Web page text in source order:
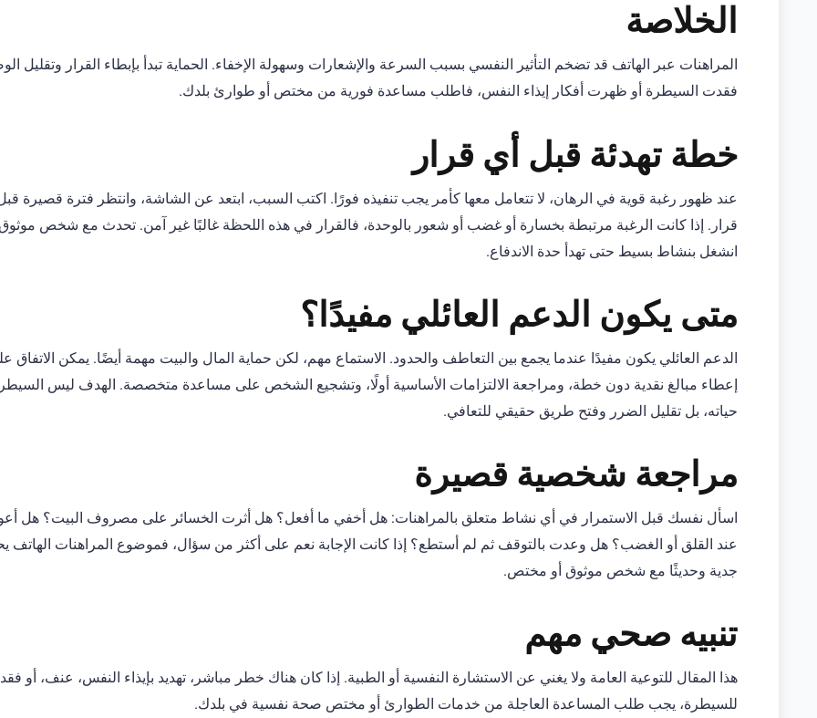
الخلاصة
المراهنات عبر الهاتف قد تضخم التأثير النفسي بسبب السرعة والإشعارات وسهولة الإخفاء. الحماية تبدأ بإبطاء القرار وتقليل
فقدت السيطرة أو ظهرت أفكار إيذاء النفس، فاطلب مساعدة فورية من مختص أو طوارئ بلدك.
خطة تهدئة قبل أي قرار
عند ظهور رغبة قوية في الرهان، لا تتعامل معها كأمر يجب تنفيذه فورًا. اكتب السبب، ابتعد عن الشاشة، وانتظر فترة قصيرة
قرار. إذا كانت الرغبة مرتبطة بخسارة أو غضب أو شعور بالوحدة، فالقرار في هذه اللحظة غالبًا غير آمن. تحدث مع شخص
انشغل بنشاط بسيط حتى تهدأ حدة الاندفاع.
متى يكون الدعم العائلي مفيدًا؟
الدعم العائلي يكون مفيدًا عندما يجمع بين التعاطف والحدود. الاستماع مهم، لكن حماية المال والبيت مهمة أيضًا. يمكن الاتفاق
إعطاء مبالغ نقدية دون خطة، ومراجعة الالتزامات الأساسية أولًا، وتشجيع الشخص على مساعدة متخصصة. الهدف ليس
حياته، بل تقليل الضرر وفتح طريق حقيقي للتعافي.
مراجعة شخصية قصيرة
اسأل نفسك قبل الاستمرار في أي نشاط متعلق بالمراهنات: هل أخفي ما أفعل؟ هل أثرت الخسائر على مصروف البيت؟ هل
عند القلق أو الغضب؟ هل وعدت بالتوقف ثم لم أستطع؟ إذا كانت الإجابة نعم على أكثر من سؤال، فموضوع المراهنات الهاتف
جدية وحديثًا مع شخص موثوق أو مختص.
تنبيه صحي مهم
هذا المقال للتوعية العامة ولا يغني عن الاستشارة النفسية أو الطبية. إذا كان هناك خطر مباشر، تهديد بإيذاء النفس، عنف، أو
للسيطرة، يجب طلب المساعدة العاجلة من خدمات الطوارئ أو مختص صحة نفسية في بلدك.